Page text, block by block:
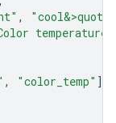
, "cool&>quot;
temperature"
, "color_temp" ],